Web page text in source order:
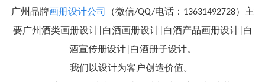
广州品牌画册设计公司
（微信/QQ/电话：13631492728）主
要广州酒类画册设计|白酒画册设计|白酒产品画册设计|白
酒宣传册设计|白酒册子设计。
我们以设计为客户创造价值。